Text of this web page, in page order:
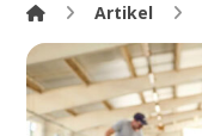
Artikel